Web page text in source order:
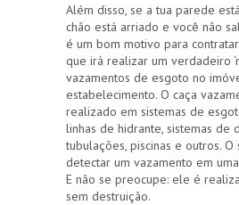
Além disso, se a tua parede
chão está arriado e você não
é um bom motivo para
que irá realizar um verdadeiro
vazamentos de esgoto no
estabelecimento. O caça
realizado em sistemas de
linhas de hidrante, sistemas de
tubulações, piscinas e outros.
detectar um vazamento em
E não se preocupe: ele é
sem destruição.